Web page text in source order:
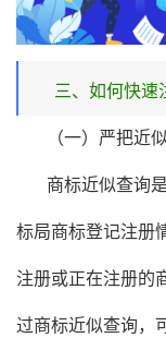
三、如何快速
（一）严把近
商标近似查询
标局商标登记注册
注册或正在注册的
过商标近似查询，